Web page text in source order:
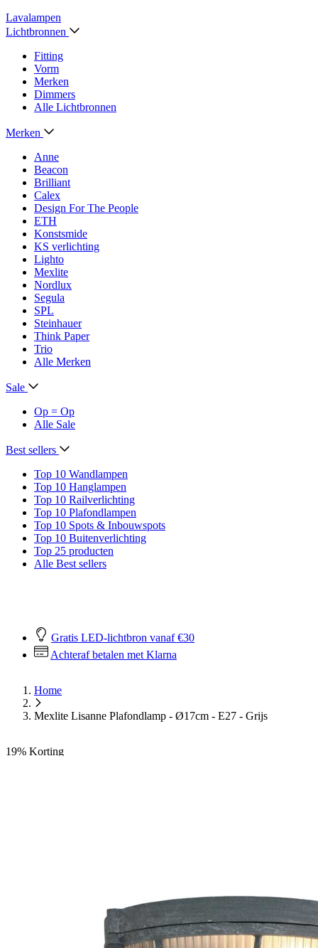
Lavalampen
Lichtbronnen
Fitting
Vorm
Merken
Dimmers
Alle Lichtbronnen
Merken
Anne
Beacon
Brilliant
Calex
Design For The People
ETH
Konstsmide
KS verlichting
Lighto
Mexlite
Nordlux
Segula
SPL
Steinhauer
Think Paper
Trio
Alle Merken
Sale
Op = Op
Alle Sale
Best sellers
Top 10 Wandlampen
Top 10 Hanglampen
Top 10 Railverlichting
Top 10 Plafondlampen
Top 10 Spots & Inbouwspots
Top 10 Buitenverlichting
Top 25 producten
Alle Best sellers
Gratis LED-lichtbron vanaf €30
Achteraf betalen met Klarna
Home
Mexlite Lisanne Plafondlamp - Ø17cm - E27 - Grijs
19% Korting